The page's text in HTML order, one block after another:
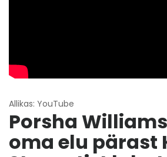
Allikas: YouTube
Porsha
oma elu pärast